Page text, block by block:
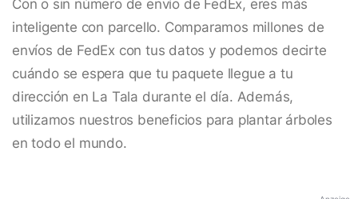
Con o sin número de envío de FedEx, eres más
inteligente con parcello. Comparamos millones de
envíos de FedEx con tus datos y podemos decirte
cuándo se espera que tu paquete llegue a tu
dirección en La Tala durante el día. Además,
utilizamos nuestros beneficios para plantar árboles
en todo el mundo.